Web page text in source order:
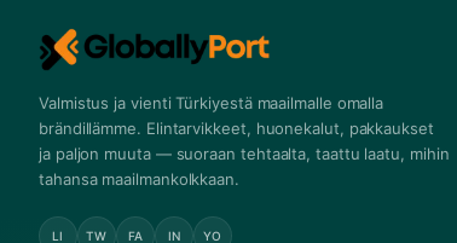
Valmistus ja vienti Türkiyestä maailmalle omalla
brändillämme. Elintarvikkeet, huonekalut, pakkaukset
ja paljon muuta — suoraan tehtaalta, taattu laatu, mihin
tahansa maailmankolkkaan.
LI TW FA IN YO